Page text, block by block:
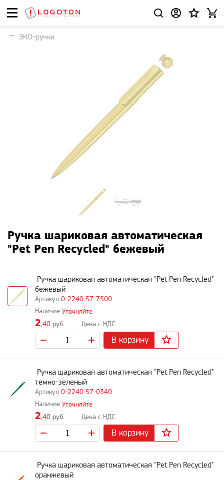
ЭКО-ручки
Ручка шариковая автоматическая
"Pet Pen Recycled" бежевый
0-2240 57-7500
Ручка шариковая автоматическая "Pet Pen Recycled"
бежевый
Уточняйте
2,40 руб.
В корзину
0-2240 57-0340
Ручка шариковая автоматическая "Pet Pen Recycled"
темно-зеленый
Уточняйте
2,40 руб.
В корзину
Ручка шариковая автоматическая "Pet Pen Recycled"
оранжевый